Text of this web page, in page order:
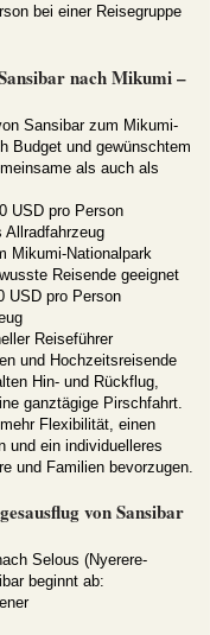
bei einer Reisegruppe
nach Mikumi –
Sansibar zum Mikumi-
Budget und gewünschtem
als auch als
USD pro Person
Allradfahrzeug
Mikumi-Nationalpark
Reisende geeignet
USD pro Person
Reiseführer
und Hochzeitsreisende
Hin- und Rückflug,
ganztägige Pirschfahrt.
Flexibilität, einen
und ein individuelleres
und Familien bevorzugen.
von Sansibar
Selous (Nyerere-
beginnt ab: